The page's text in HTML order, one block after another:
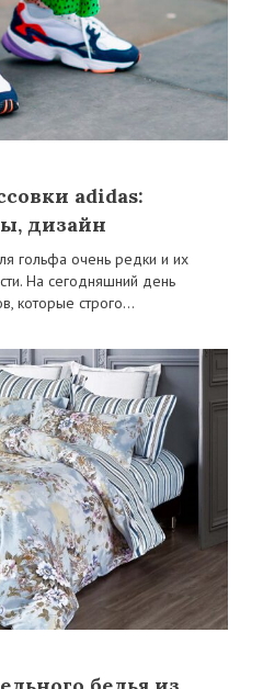
adidas:
дизайн
гольфа очень редки и их
На сегодняшний день
которые строго…